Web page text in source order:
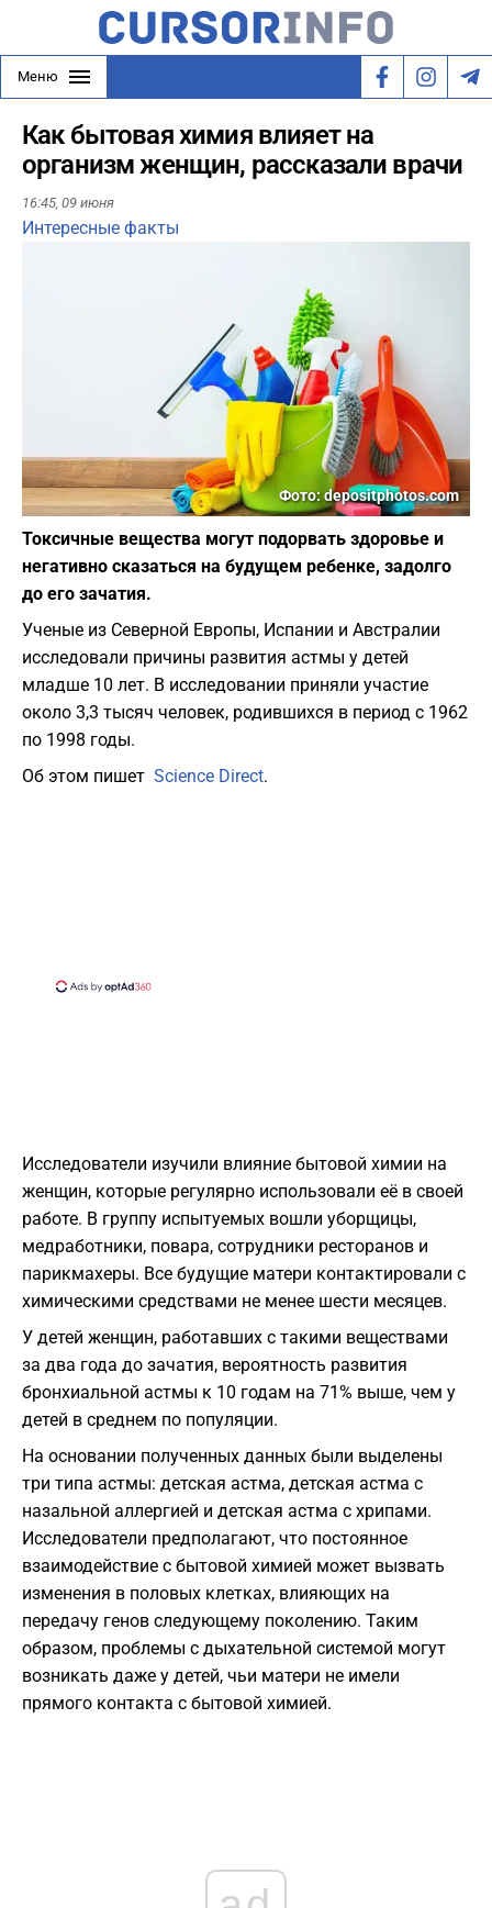
Меню
Как бытовая химия влияет на
организм женщин, рассказали врачи
16:45, 09 июня
Интересные факты
Фото: depositphotos.com
Токсичные вещества могут подорвать здоровье и
негативно сказаться на будущем ребенке, задолго
до его зачатия.
Ученые из Северной Европы, Испании и Австралии
исследовали причины развития астмы у детей
младше 10 лет. В исследовании приняли участие
около 3,3 тысяч человек, родившихся в период с 1962
по 1998 годы.
Об этом пишет Science Direct.
Исследователи изучили влияние бытовой химии на
женщин, которые регулярно использовали её в своей
работе. В группу испытуемых вошли уборщицы,
медработники, повара, сотрудники ресторанов и
парикмахеры. Все будущие матери контактировали с
химическими средствами не менее шести месяцев.
У детей женщин, работавших с такими веществами
за два года до зачатия, вероятность развития
бронхиальной астмы к 10 годам на 71% выше, чем у
детей в среднем по популяции.
На основании полученных данных были выделены
три типа астмы: детская астма, детская астма с
назальной аллергией и детская астма с хрипами.
Исследователи предполагают, что постоянное
взаимодействие с бытовой химией может вызвать
изменения в половых клетках, влияющих на
передачу генов следующему поколению. Таким
образом, проблемы с дыхательной системой могут
возникать даже у детей, чьи матери не имели
прямого контакта с бытовой химией.